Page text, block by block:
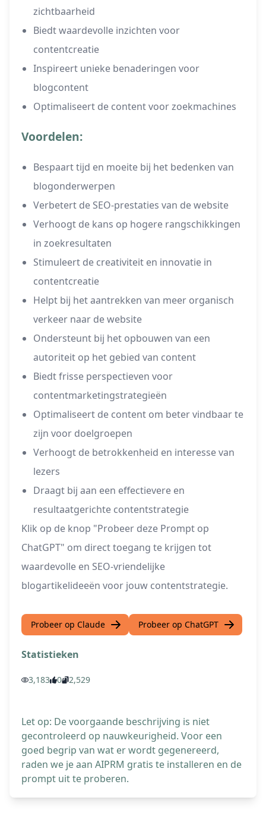
zichtbaarheid
Biedt waardevolle inzichten voor
contentcreatie
Inspireert unieke benaderingen voor
blogcontent
Optimaliseert de content voor zoekmachines
Voordelen:
Bespaart tijd en moeite bij het bedenken van
blogonderwerpen
Verbetert de SEO-prestaties van de website
Verhoogt de kans op hogere rangschikkingen
in zoekresultaten
Stimuleert de creativiteit en innovatie in
contentcreatie
Helpt bij het aantrekken van meer organisch
verkeer naar de website
Ondersteunt bij het opbouwen van een
autoriteit op het gebied van content
Biedt frisse perspectieven voor
contentmarketingstrategieën
Optimaliseert de content om beter vindbaar te
zijn voor doelgroepen
Verhoogt de betrokkenheid en interesse van
lezers
Draagt bij aan een effectievere en
resultaatgerichte contentstrategie
Klik op de knop "Probeer deze Prompt op
ChatGPT" om direct toegang te krijgen tot
waardevolle en SEO-vriendelijke
blogartikelideeën voor jouw contentstrategie.
Probeer op Claude Probeer op ChatGPT
Statistieken
3,183 0 2,529
Let op: De voorgaande beschrijving is niet
gecontroleerd op nauwkeurigheid. Voor een
goed begrip van wat er wordt gegenereerd,
raden we je aan AIPRM gratis te installeren en de
prompt uit te proberen.